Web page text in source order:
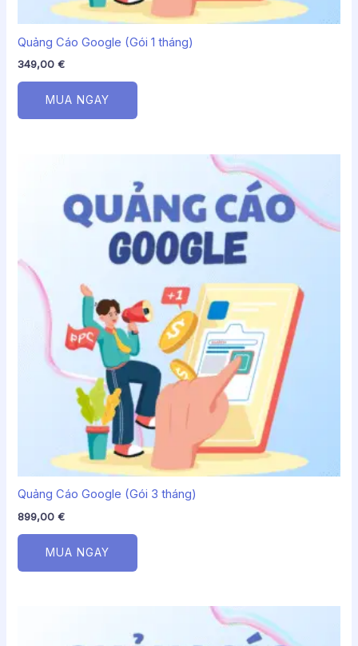
Quảng Cáo Google (Gói 1 tháng)
349,00€
MUA NGAY
Quảng Cáo Google (Gói 3 tháng)
899,00€
MUA NGAY